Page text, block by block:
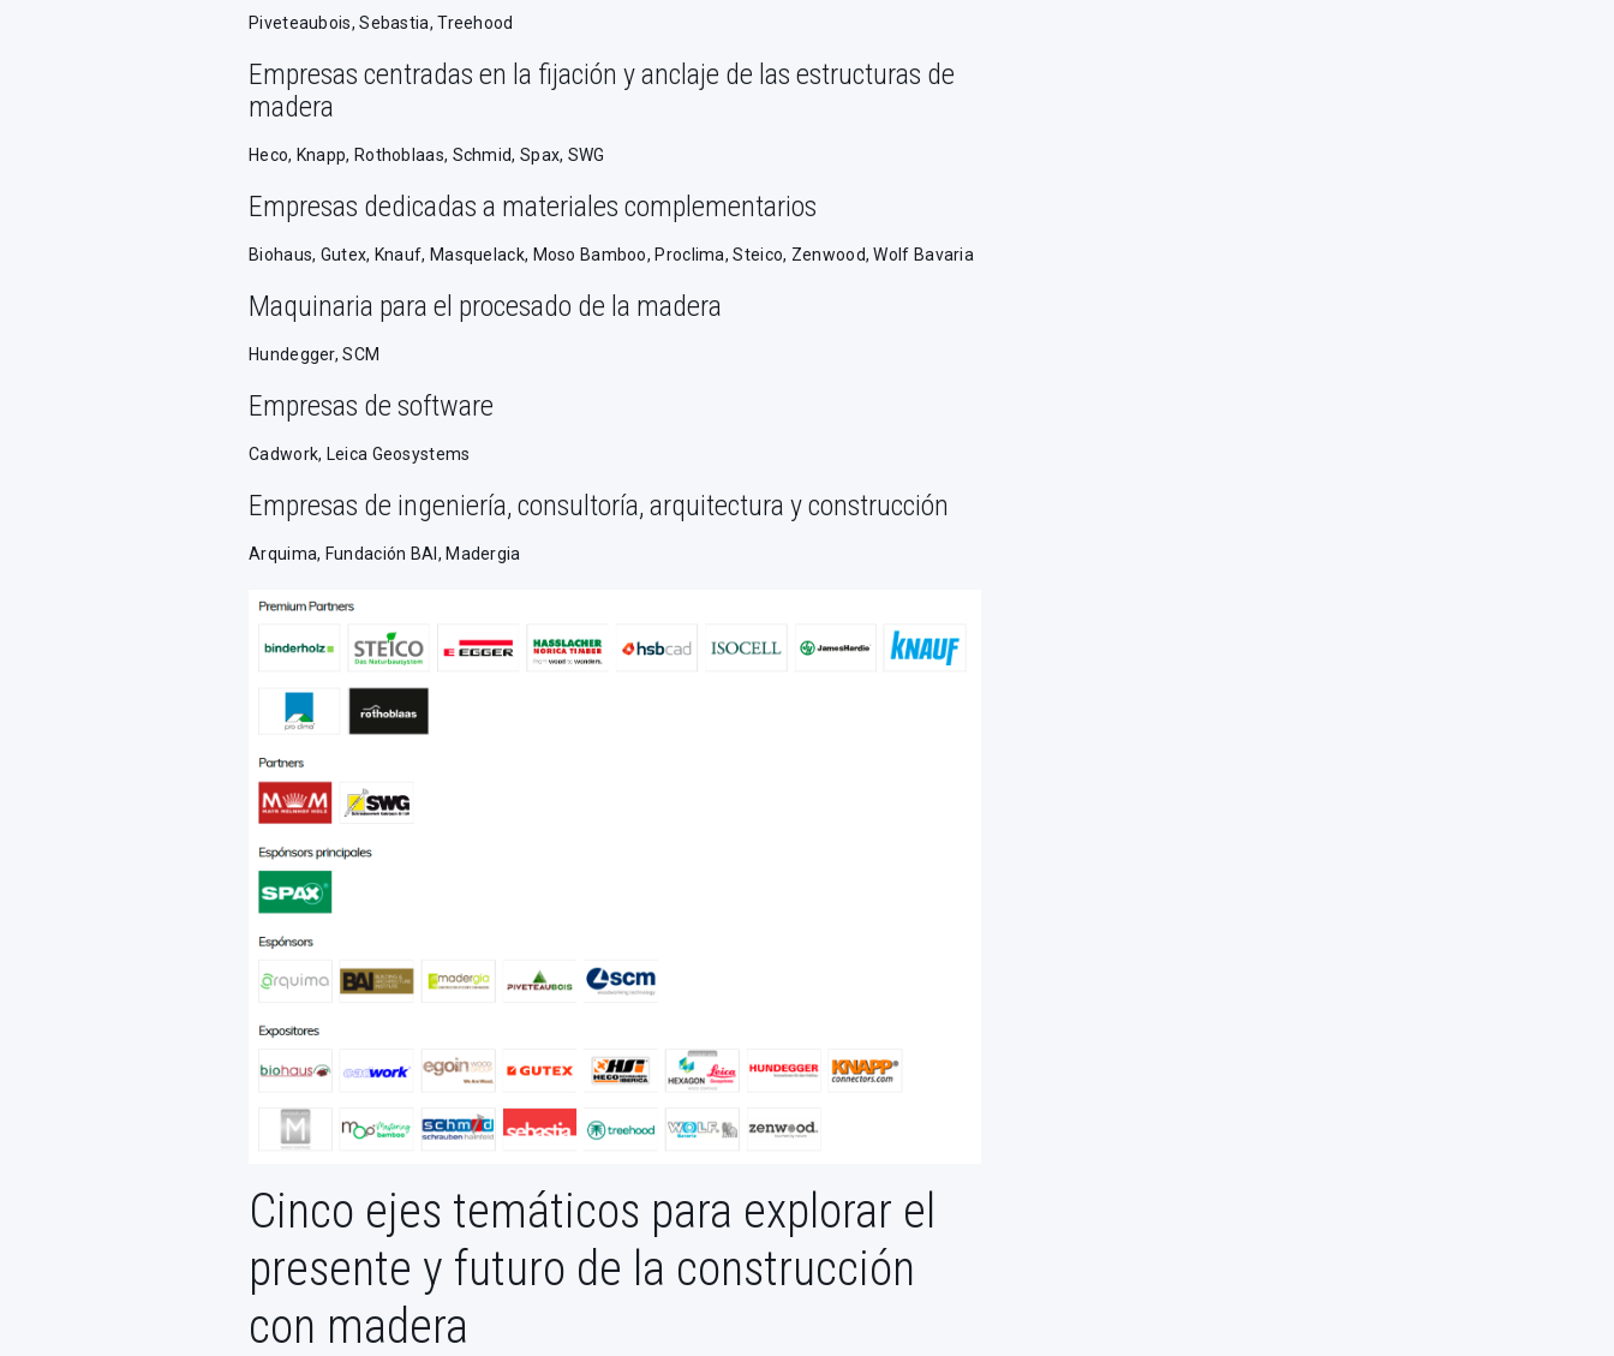
Piveteaubois, Sebastia, Treehood
Empresas centradas en la fijación y anclaje de las estructuras de
madera
Heco, Knapp, Rothoblaas, Schmid, Spax, SWG
Empresas dedicadas a materiales complementarios
Biohaus, Gutex, Knauf, Masquelack, Moso Bamboo, Proclima, Steico, Zenwood, Wolf Bavaria
Maquinaria para el procesado de la madera
Hundegger, SCM
Empresas de software
Cadwork, Leica Geosystems
Empresas de ingeniería, consultoría, arquitectura y construcción
Arquima, Fundación BAI, Madergia
Cinco ejes temáticos para explorar el
presente y futuro de la construcción
con madera